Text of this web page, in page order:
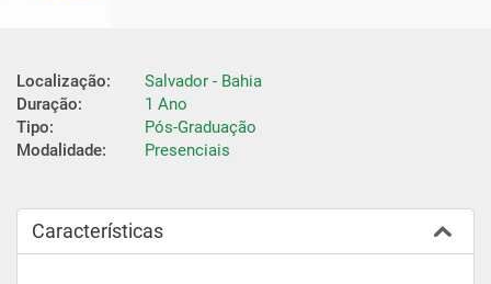
Localização:
Salvador - Bahia
Duração:
1 Ano
Tipo:
Pós-Graduação
Modalidade:
Presenciais
Características